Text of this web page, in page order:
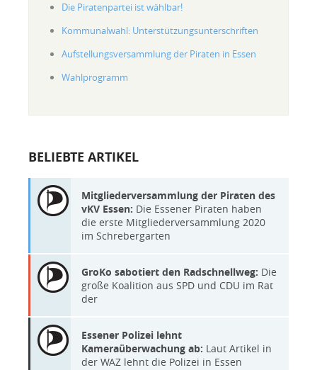
Die Piratenpartei ist wählbar!
Kommunalwahl: Unterstützungsunterschriften
Aufstellungsversammlung der Piraten in Essen
Wahlprogramm
BELIEBTE ARTIKEL
Mitgliederversammlung der Piraten des
vKV Essen: Die Essener Piraten haben
die erste Mitgliederversammlung 2020
im Schrebergarten
GroKo sabotiert den Radschnellweg: Die
große Koalition aus SPD und CDU im Rat
der
Essener Polizei lehnt
Kameraüberwachung ab: Laut Artikel in
der WAZ lehnt die Polizei in Essen